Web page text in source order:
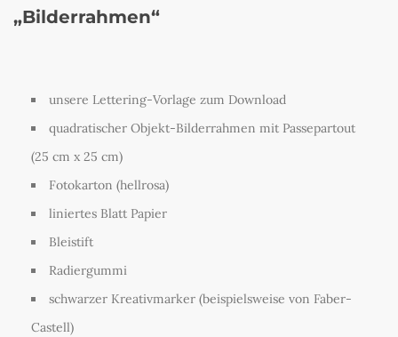
„Bilderrahmen“
unsere Lettering-Vorlage zum Download
quadratischer Objekt-Bilderrahmen mit Passepartout
(25 cm x 25 cm)
Fotokarton (hellrosa)
liniertes Blatt Papier
Bleistift
Radiergummi
schwarzer Kreativmarker (beispielsweise von Faber-
Castell)